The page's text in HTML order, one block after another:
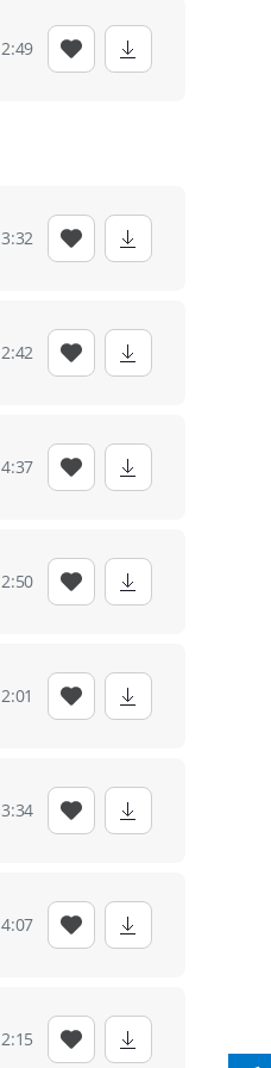
2:49
3:32
2:42
4:37
2:50
2:01
3:34
4:07
2:15